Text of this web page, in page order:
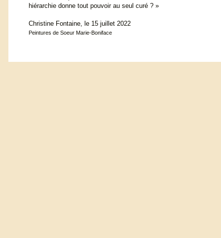
hiérarchie donne tout pouvoir au seul curé ? »
Christine Fontaine, le 15 juillet 2022
Peintures de Soeur Marie-Boniface